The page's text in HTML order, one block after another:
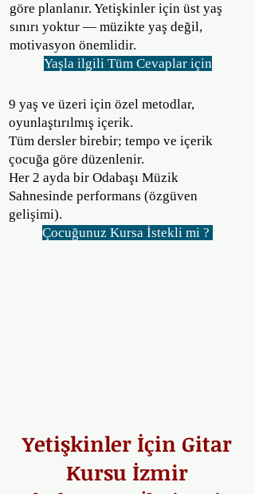
göre planlanır. Yetişkinler için üst yaş
sınırı yoktur — müzikte yaş değil,
motivasyon önemlidir.
Yaşla ilgili Tüm Cevaplar için
9 yaş ve üzeri için özel metodlar,
oyunlaştırılmış içerik.
Tüm dersler birebir; tempo ve içerik
çocuğa göre düzenlenir.
Her 2 ayda bir Odabaşı Müzik
Sahnesinde performans (özgüven
gelişimi).
Çocuğunuz Kursa İstekli mi ?
Yetişkinler İçin Gitar
Kursu İzmir